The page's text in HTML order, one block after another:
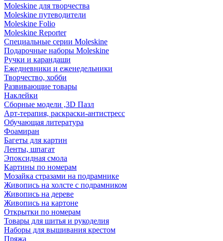
Moleskine для творчества
Moleskine путеводители
Moleskine Folio
Moleskine Reporter
Специальные серии Moleskine
Подарочные наборы Moleskine
Ручки и карандаши
Ежедневники и еженедельники
Творчество, хобби
Развивающие товары
Наклейки
Сборные модели ,3D Пазл
Арт-терапия, раскраски-антистресс
Обучающая литература
Фоамиран
Багеты для картин
Ленты, шпагат
Эпоксидная смола
Картины по номерам
Мозайка стразами на подрамнике
Живопись на холсте с подрамником
Живопись на дереве
Живопись на картоне
Открытки по номерам
Товары для шитья и рукоделия
Наборы для вышивания крестом
Пряжа